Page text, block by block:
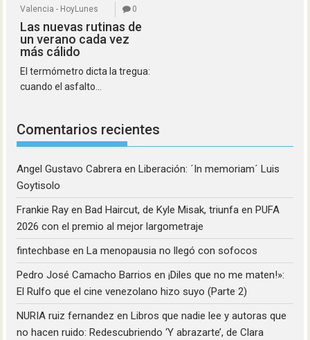
Valencia - HoyLunes
0
Las nuevas rutinas de
un verano cada vez
más cálido
El termómetro dicta la tregua:
cuando el asfalto...
Comentarios recientes
Angel Gustavo Cabrera enLiberación: ´In memoriam´ Luis
Goytisolo
Frankie Ray enBad Haircut, de Kyle Misak, triunfa en PUFA
2026 con el premio al mejor largometraje
fintechbase enLa menopausia no llegó con sofocos
Pedro José Camacho Barrios en¡Diles que no me maten!»:
El Rulfo que el cine venezolano hizo suyo (Parte 2)
NURIA ruiz fernandez enLibros que nadie lee y autoras que
no hacen ruido: Redescubriendo ‘Y abrazarte’, de Clara